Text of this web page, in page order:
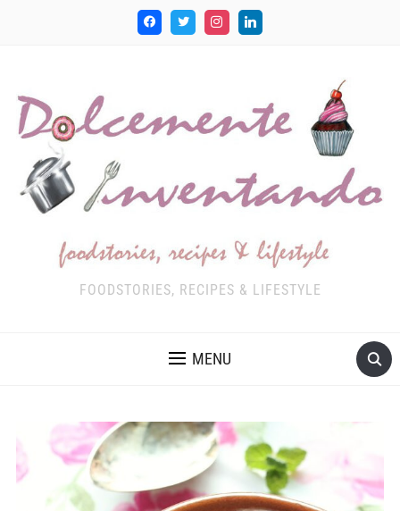
FOODSTORIES, RECIPES & LIFESTYLE
MENU